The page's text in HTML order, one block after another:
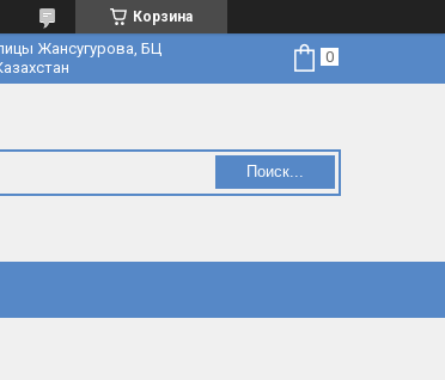
Корзина
Жансугурова, БЦ
Поиск...